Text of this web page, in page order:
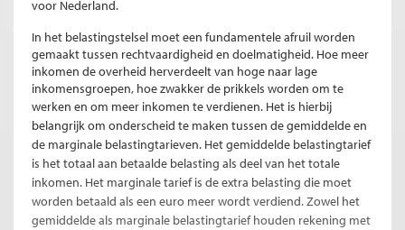
voor Nederland.
In het belastingstelsel moet een fundamentele afruil worden
gemaakt tussen rechtvaardigheid en doelmatigheid. Hoe meer
inkomen de overheid herverdeelt van hoge naar lage
inkomensgroepen, hoe zwakker de prikkels worden om te
werken en om meer inkomen te verdienen. Het is hierbij
belangrijk om onderscheid te maken tussen de gemiddelde en
de marginale belastingtarieven. Het gemiddelde belastingtarief
is het totaal aan betaalde belasting als deel van het totale
inkomen. Het marginale tarief is de extra belasting die moet
worden betaald als een euro meer wordt verdiend. Zowel het
gemiddelde als marginale belastingtarief houden rekening met